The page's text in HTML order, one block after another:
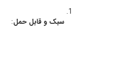
سبک و قابل حمل: